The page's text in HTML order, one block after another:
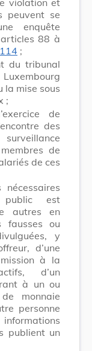
peuvent se
enquête
88 à
;
du tribunal
la mise sous
;
de
des
de
de ces
est
autres en
fausses ou
y
d’une
à la
d’un
à un ou
monnaie
personne
publient un